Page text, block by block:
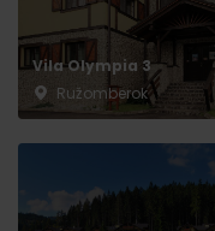
Vila Olympia 3
Ružomberok